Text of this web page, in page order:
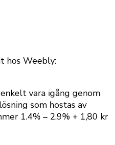
hos Weebly:
vara igång genom
som hostas av
1.4% – 2.9% + 1,80 kr